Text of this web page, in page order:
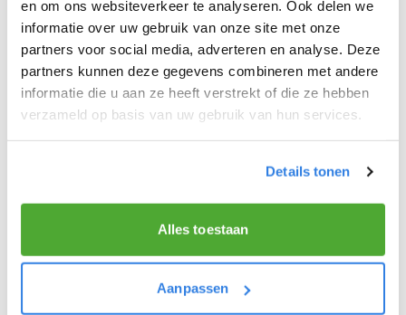
en om ons websiteverkeer te analyseren. Ook delen we
informatie over uw gebruik van onze site met onze
partners voor social media, adverteren en analyse. Deze
partners kunnen deze gegevens combineren met andere
informatie die u aan ze heeft verstrekt of die ze hebben
verzameld op basis van uw gebruik van hun services.
Details tonen
Alles toestaan
Aanpassen
We hopen dat je snel aan de slag kunt en wensen
je veel succes! 🚴‍♂️💨